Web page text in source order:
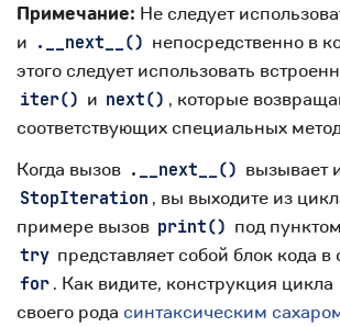
Примечание: Не следует
и .__next__() непосредственно в
этого следует использовать
iter() и next() , которые
соответствующих специальных
Когда вызов .__next__() вызывает
StopIteration , вы выходите из
примере вызов print() под пунктом
try представляет собой блок кода
for . Как видите, конструкция цикла
своего рода синтаксическим